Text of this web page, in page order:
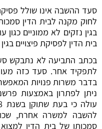
סעד ההשבה אינו שולל
לחוק מקנה לבית הדין
בגין נזקים לא ממוניים
בית הדין לפסיקת פיצויים
בכתב התביעה לא נתבקש
לתפקיד אחר. סעד כזה
בדבר משרות פנויות
ניתן לפתרון באמצעות
להשבה למשרה אחרת,
סמכותו של בית הדין